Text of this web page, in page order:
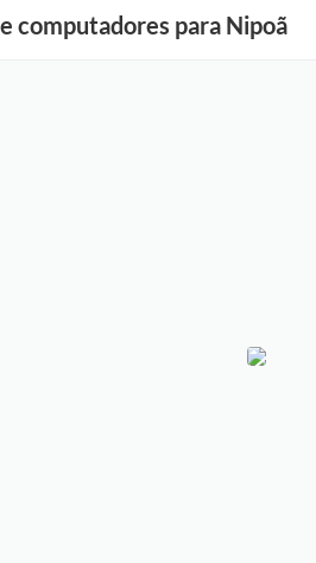
computadores para Nipoã